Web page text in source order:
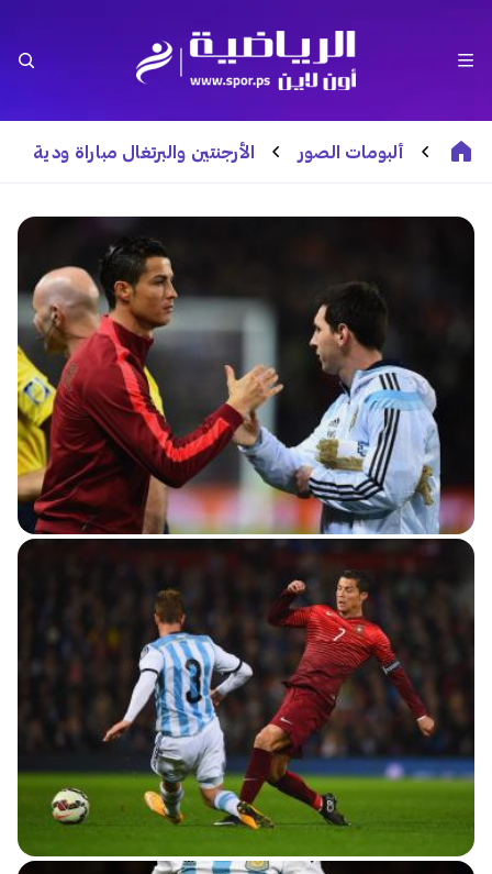
ألبومات الصور الأرجنتين والبرتغال مباراة ودية